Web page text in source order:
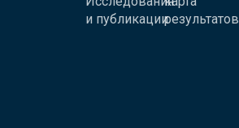
и публикациирезультатов